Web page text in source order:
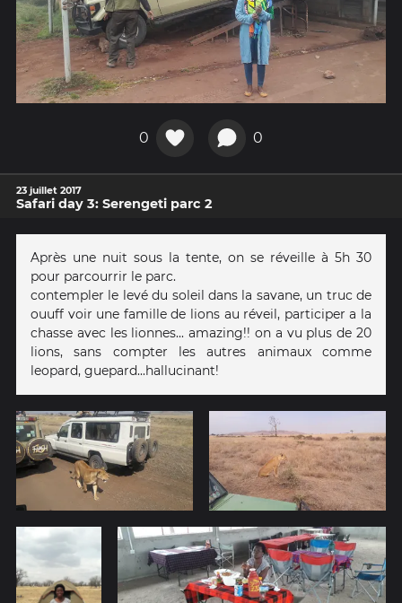
0 0
23 juillet 2017
Safari day 3: Serengeti parc 2
Après une nuit sous la tente, on se réveille à 5h 30
pour parcourrir le parc.
contempler le levé du soleil dans la savane, un truc de
ouuff voir une famille de lions au réveil, participer a la
chasse avec les lionnes... amazing!! on a vu plus de 20
lions, sans compter les autres animaux comme
leopard, guepard...hallucinant!